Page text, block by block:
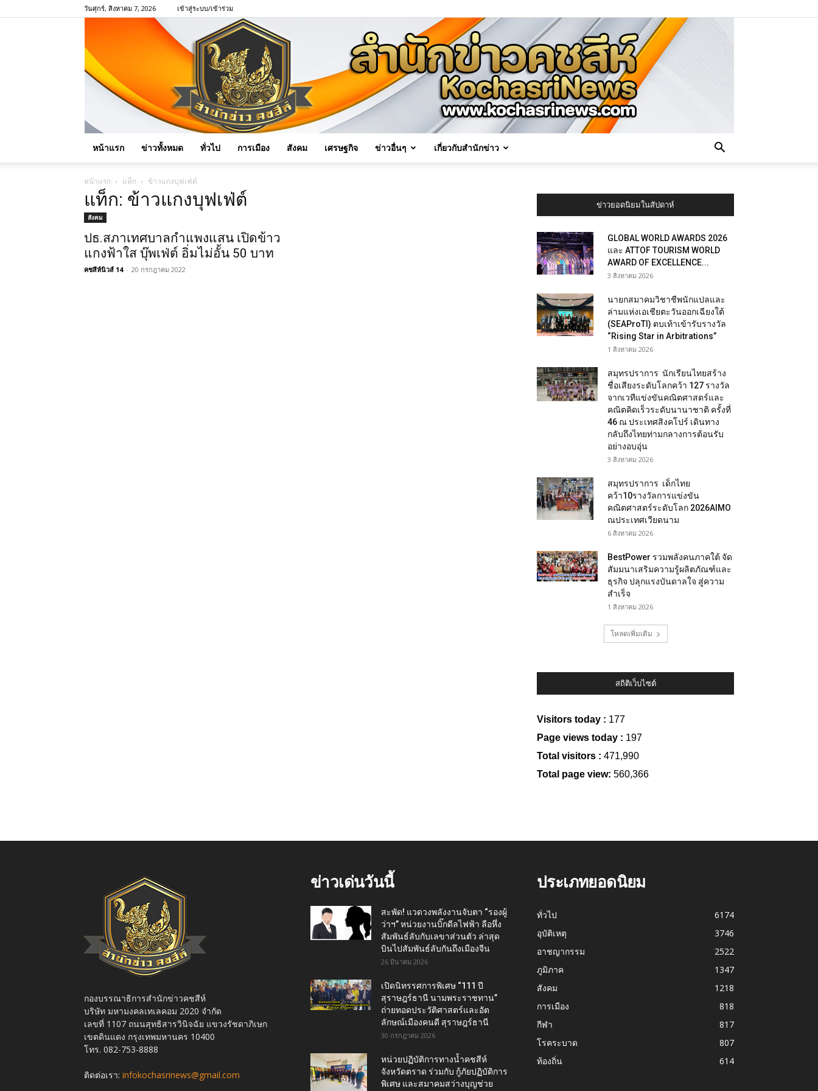
วันศุกร์, สิงหาคม 7, 2026 เข้าสู่ระบบ/เข้าร่วม
หน้าแรก ข่าวทั้งหมด ทั่วไป การเมือง สังคม เศรษฐกิจ ข่าวอื่นๆ เกี่ยวกับสำนักข่าว
หน้าแรก แท็ก ข้าวแกงบุฟเฟ่ต์
แท็ก: ข้าวแกงบุฟเฟ่ต์
สังคม
ปธ.สภาเทศบาลกำแพงแสน เปิดข้าว
แกงฟ้าใส บุ๊พเฟ่ต์ อิ่มไม่อั้น 50 บาท
คชสีห์นิวส์ 14 - 20 กรกฎาคม 2022
ข่าวยอดนิยมในสัปดาห์
GLOBAL WORLD AWARDS 2026
และ ATTOF TOURISM WORLD
AWARD OF EXCELLENCE...
3 สิงหาคม 2026
นายกสมาคมวิชาชีพนักแปลและ
ล่ามแห่งเอเชียตะวันออกเฉียงใต้
(SEAProTI) ตบเท้าเข้ารับรางวัล
“Rising Star in Arbitrations”
1 สิงหาคม 2026
สมุทรปราการ นักเรียนไทยสร้าง
ชื่อเสียงระดับโลกคว้า 127 รางวัล
จากเวทีแข่งขันคณิตศาสตร์และ
คณิตคิดเร็วระดับนานาชาติ ครั้งที่
46 ณ ประเทศสิงคโปร์ เดินทาง
กลับถึงไทยท่ามกลางการต้อนรับ
อย่างอบอุ่น
3 สิงหาคม 2026
สมุทรปราการ เด็กไทย
คว้า10รางวัลการแข่งขัน
คณิตศาสตร์ระดับโลก 2026AIMO
ณประเทศเวียดนาม
6 สิงหาคม 2026
BestPower รวมพลังคนภาคใต้ จัด
สัมมนาเสริมความรู้ผลิตภัณฑ์และ
ธุรกิจ ปลุกแรงบันดาลใจ สู่ความ
สำเร็จ
1 สิงหาคม 2026
โหลดเพิ่มเติม
สถิติเว็บไซต์
Visitors today : 177
Page views today : 197
Total visitors : 471,990
Total page view: 560,366
กองบรรณาธิการสำนักข่าวคชสีห์
บริษัท มหามงคลเทเลคอม 2020 จำกัด
เลขที่ 1107 ถนนสุทธิสารวินิจฉัย แขวงรัชดาภิเษก
เขตดินแดง กรุงเทพมหานคร 10400
โทร. 082-753-8888
ติดต่อเรา: infokochasrinews@gmail.com
ข่าวเด่นวันนี้
สะพัด! แวดวงพลังงานจับตา “รองผู้
ว่าฯ” หน่วยงานบิ๊กดีลไฟฟ้า ลือหึ่ง
สัมพันธ์ลับกับเลขาส่วนตัว ล่าสุด
บินไปสัมพันธ์ลับกันถึงเมืองจีน
26 มีนาคม 2026
เปิดนิทรรศการพิเศษ “111 ปี
สุราษฎร์ธานี นามพระราชทาน”
ถ่ายทอดประวัติศาสตร์และอัต
ลักษณ์เมืองคนดี สุราษฎร์ธานี
30 กรกฎาคม 2026
หน่วยปฏิบัติการทางน้ำคชสีห์
จังหวัดตราด ร่วมกับ กู้ภัยปฏิบัติการ
พิเศษ และสมาคมสว่างบุญช่วย
ประเภทยอดนิยม
ทั่วไป
6174
อุบัติเหตุ
3746
อาชญากรรม
2522
ภูมิภาค
1347
สังคม
1218
การเมือง
818
กีฬา
817
โรคระบาด
807
ท้องถิ่น
614